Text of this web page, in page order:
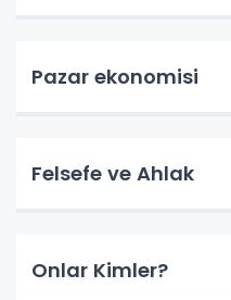
Pazar ekonomisi
Felsefe ve Ahlak
Onlar Kimler?